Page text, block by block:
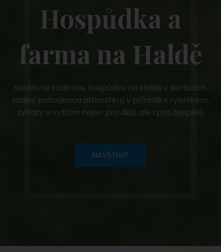
Hospůdka a
farma na Haldě
Navštivte rodinnou hospůdku na Haldě v Boršicích,
zažijte pohodovou atmosféru v přírodě s rybníkem,
zvířaty a vyžitím nejen pro děti, ale i pro dospělé.
NAVŠTÍVIT